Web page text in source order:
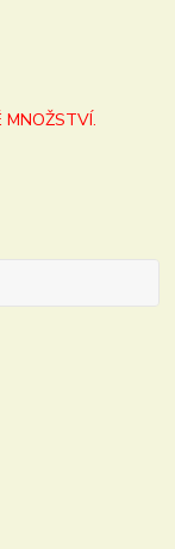
MNOŽSTVÍ.